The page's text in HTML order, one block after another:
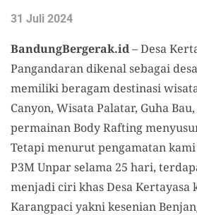
31 Juli 2024
BandungBergerak.id– Desa
Pangandaran dikenal sebagai
memiliki beragam destinasi
Canyon, Wisata Palatar, Guha
permainan Body Rafting
Tetapi menurut pengamatan
P3M Unpar selama 25 hari,
menjadi ciri khas Desa Kertayasa
Karangpaci yakni kesenian